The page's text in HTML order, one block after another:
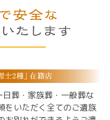
日葬・家族葬・一般葬な
をいただく全てのご遺族